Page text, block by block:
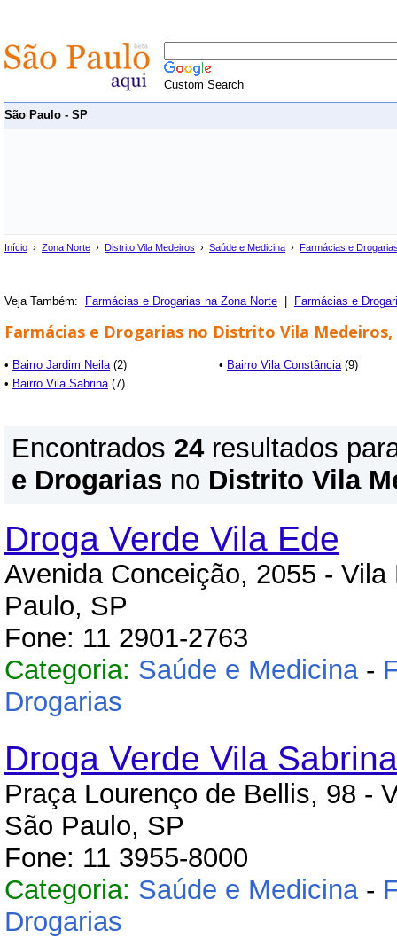
Custom Search
São Paulo - SP
Início › Zona Norte › Distrito Vila Medeiros › Saúde e Medicina › Farmácias e
Veja Também: Farmácias e Drogarias na Zona Norte Farmácias e
Farmácias e Drogarias no Distrito Vila Medeiros,
• Bairro Jardim Neila(2) • Bairro Vila Constância(9)
• Bairro Vila Sabrina(7)
Encontrados 24 resultados
e Drogarias no Distrito Vila
Droga Verde Vila Ede
Avenida Conceição, 2055 - Vila
Paulo, SP
Fone: 11 2901-2763
Categoria: Saúde e Medicina-
Drogarias
Droga Verde Vila Sabrina
Praça Lourenço de Bellis, 98 -
São Paulo, SP
Fone: 11 3955-8000
Categoria: Saúde e Medicina-
Drogarias